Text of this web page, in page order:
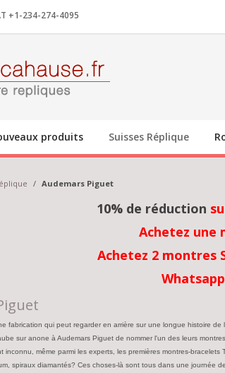
+1-234-274-4095
produits Suisses Réplique
/ Audemars Piguet
10% de réduction
Achetez une
Achetez 2 montres
fabrication qui peut regarder en arrière sur une longue histoire
sur anone à Audemars Piguet de nommer l'un des leurs
inconnu, même parmi les experts, les premières montres-
spiraux diamantés? Ces choses-là sont tous dans une journée